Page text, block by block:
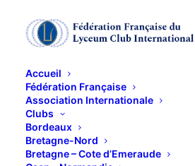
Accueil
Fédération Française
Association Internationale
Clubs
Bordeaux
Bretagne-Nord
Bretagne – Cote d’Emeraude
Pique-niques
2025